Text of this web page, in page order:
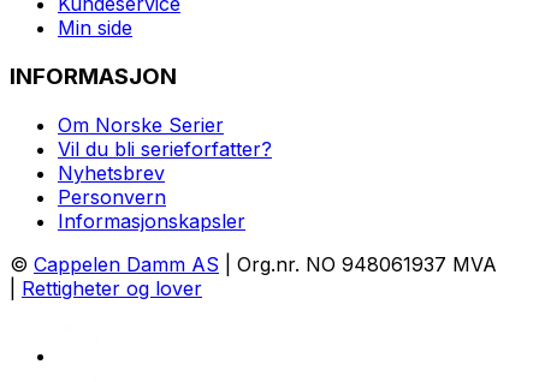
Min side
INFORMASJON
Om Norske Serier
Vil du bli serieforfatter?
Nyhetsbrev
Personvern
Informasjonskapsler
© Cappelen Damm AS | Org.nr. NO 948061937 MVA
Rettigheter og lover